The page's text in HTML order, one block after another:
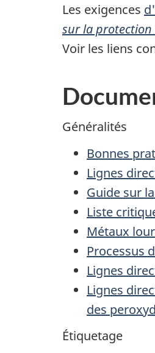
Les exigences
sur la
Voir les liens
Généralités
Bonnes
Lignes
Guide sur
Liste
Métaux
Processus
Lignes
Lignes
des
Étiquetage